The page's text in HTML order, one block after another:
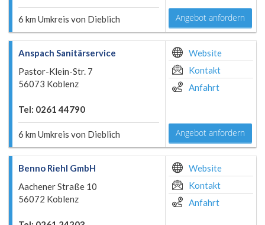
6 km Umkreis von Dieblich Angebot anfordern
Anspach Sanitärservice
Pastor-Klein-Str. 7
56073 Koblenz
Tel: 0261 44790
6 km Umkreis von Dieblich
Website
Kontakt
Anfahrt
Angebot anfordern
Benno Riehl GmbH
Aachener Straße 10
56072 Koblenz
Website
Kontakt
Anfahrt